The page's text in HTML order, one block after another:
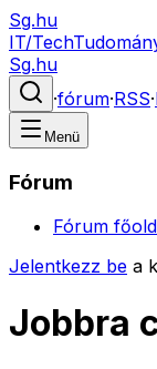
Sg.hu
IT/Tech
Sg.hu
·fórum·RSS·
Menü
Fórum
Fórum
Jelentkezz be a
Jobbra